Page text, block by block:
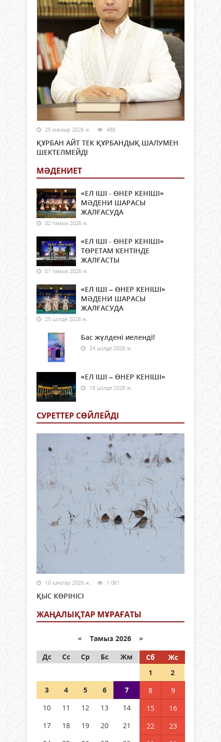
25 мамыр 2026 ж. 488
ҚҰРБАН АЙТ ТЕК ҚҰРБАНДЫҚ ШАЛУМЕН
ШЕКТЕЛМЕЙДІ
МӘДЕНИЕТ
«ЕЛ ІШІ - ӨНЕР КЕНІШІ»
МӘДЕНИ ШАРАСЫ
ЖАЛҒАСУДА
02 тамыз 2026 ж.
«ЕЛ ІШІ - ӨНЕР КЕНІШІ»
ТӨРЕТАМ КЕНТІНДЕ
ЖАЛҒАСТЫ
01 тамыз 2026 ж.
«ЕЛ ІШІ – ӨНЕР КЕНІШІ»
МӘДЕНИ ШАРАСЫ
ЖАЛҒАСУДА
25 шілде 2026 ж.
Бас жүлдені иеленді!
24 шілде 2026 ж.
«ЕЛ ІШІ – ӨНЕР КЕНІШІ»
18 шілде 2026 ж.
СУРЕТТЕР СӨЙЛЕЙДI
10 қаңтар 2026 ж. 1 061
ҚЫС КӨРІНІСІ
ЖАҢАЛЫҚТАР МҰРАҒАТЫ
« Тамыз 2026 »
Дс
Сс Ср Бс Жм Сб
Жс
1
2
3
4 5 6 7 8
9
10
11 12 13 14 15
16
17
18 19 20 21 22
23